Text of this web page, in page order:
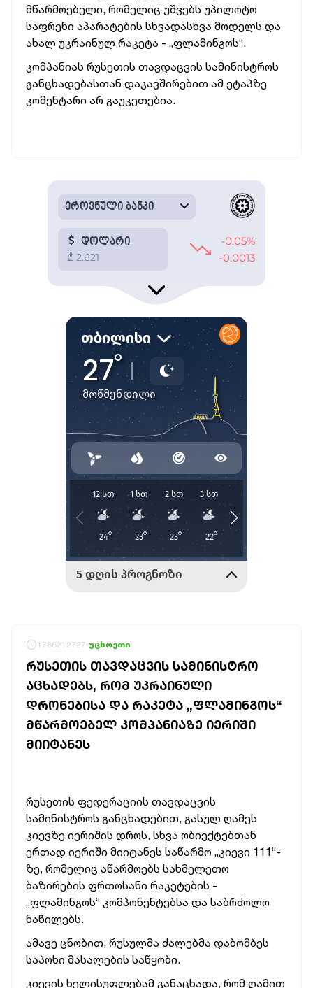
მწარმოებელი, რომელიც უშვებს უპილოტო
საფრენი აპარატების სხვადასხვა მოდელს და
ახალ უკრაინულ რაკეტა - „ფლამინგოს“.
კომპანიას რუსეთის თავდაცვის სამინისტროს
განცხადებასთან დაკავშირებით ამ ეტაპზე
კომენტარი არ გაუკეთებია.
1786212727 უცხოეთი
ᲠᲣᲡᲔᲗᲘᲡ ᲗᲐᲕᲓᲐᲪᲕᲘᲡ ᲡᲐᲛᲘᲜᲘᲡᲢᲠᲝ
ᲐᲪᲮᲐᲓᲔᲑᲡ, ᲠᲝᲛ ᲣᲙᲠᲐᲘᲜᲣᲚᲘ
ᲓᲠᲝᲜᲔᲑᲘᲡᲐ ᲓᲐ ᲠᲐᲙᲔᲢᲐ „ᲤᲚᲐᲛᲘᲜᲒᲝᲡ“
ᲛᲬᲐᲠᲛᲝᲔᲑᲔᲚ ᲙᲝᲛᲞᲐᲜᲘᲐᲖᲔ ᲘᲔᲠᲘᲨᲘ
ᲛᲘᲘᲢᲐᲜᲔᲡ
რუსეთის ფედერაციის თავდაცვის
სამინისტროს განცხადებით, გასულ ღამეს
კიევზე იერიშის დროს, სხვა ობიექტებთან
ერთად იერიში მიიტანეს საწარმო „კიევი 111“-
ზე, რომელიც აწარმოებს სახმელეთო
ბაზირების ფრთოსანი რაკეტების -
„ფლამინგოს“ კომპონენტებსა და საბრძოლო
ნაწილებს.
ამავე ცნობით, რუსულმა ძალებმა დაბომბეს
საპოხი მასალების საწყობი.
კიევის ხელისუფლებამ განაცხადა, რომ ღამით